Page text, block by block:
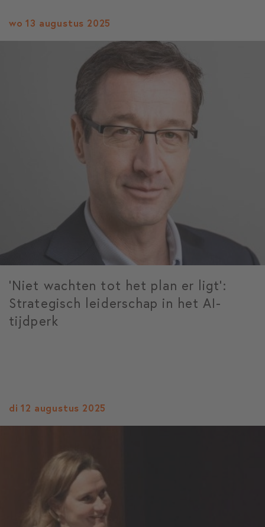
wo 13 augustus 2025
‘Niet wachten tot het plan er ligt’:
Strategisch leiderschap in het AI-
tijdperk
di 12 augustus 2025